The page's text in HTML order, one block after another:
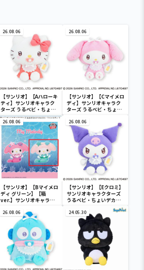
26.08.06
【サンリオ】【Aハローキ
ティ】サンリオキャラク
ターズ うるベビ・ちょい
デカドール
26.08.06
【サンリオ】【Cマイメロ
ディ】サンリオキャラク
ターズ うるベビ・ちょい
26.08.06
【サンリオ】【Bマイメロ
ディ グリーン】【箱
ver.】サンリオキャラク
SOFVIMATES～マイメロ
ディ マーメイドver. ～
26.08.06
【サンリオ】【Eクロミ】
サンリオキャラクターズ
うるベビ・ちょいデカド
26.08.06 24.05.30